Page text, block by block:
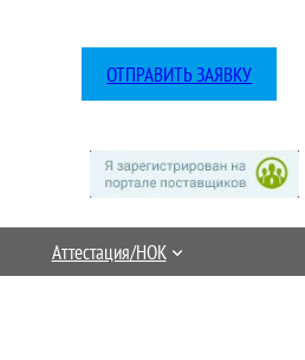
ОТПРАВИТЬ ЗАЯВКУ
Аттестация/НОК